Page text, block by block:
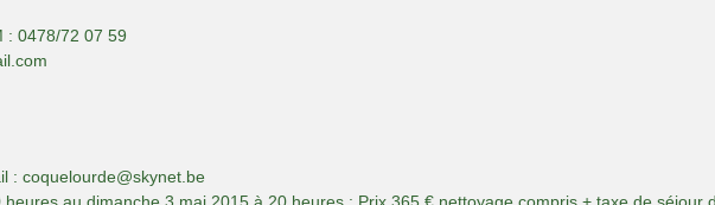
0478/72 07 59
: coquelourde@skynet.be
au dimanche 3 mai 2015 à 20 heures : Prix 365 € nettoyage compris + taxe de séjour